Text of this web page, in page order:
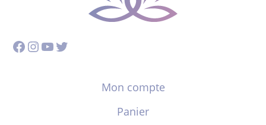
Facebook
Instagram
YouTube
Twitter
Mon compte
Panier